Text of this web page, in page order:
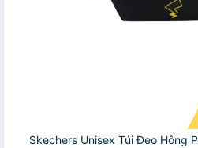
Skechers Unisex Túi Đeo Hông